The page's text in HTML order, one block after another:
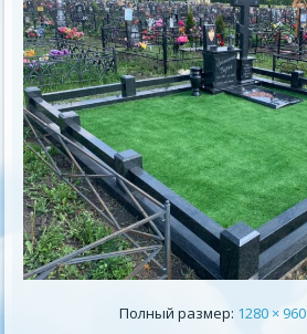
Полный размер: 1280 × 960